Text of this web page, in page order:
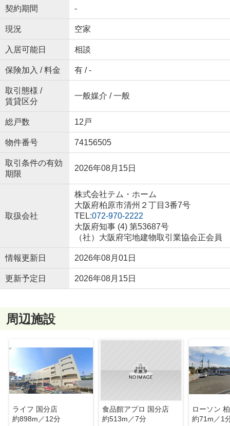
契約期間 -
現況 空家
入居可能日 相談
保険加入 / 料金 有 / -
取引態様 /
賃貸区分
一般媒介 / 一般
総戸数 12戸
物件番号 74156505
取引条件の有効
期限
2026年08月15日
取扱会社
株式会社テム・ホーム
大阪府柏原市清州２丁目3番7号
TEL:072-970-2222
大阪府知事 (4) 第53687号
（社）大阪府宅地建物取引業協会正会員
情報更新日 2026年08月01日
更新予定日 2026年08月15日
周辺施設
ライフ 国分店
約898m／12分
食品館アプロ 国分店
約513m／7分
約71m／1